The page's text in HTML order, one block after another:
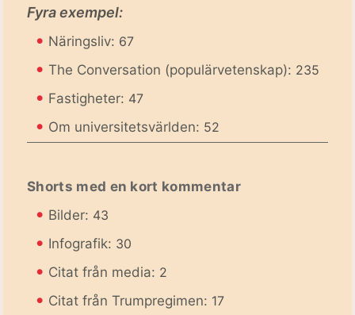
Fyra exempel:
• Näringsliv: 67
• The Conversation (populärvetenskap): 235
• Fastigheter: 47
• Om universitetsvärlden: 52
Shorts med en kort kommentar
• Bilder: 43
• Infografik: 30
• Citat från media: 2
• Citat från Trumpregimen: 17